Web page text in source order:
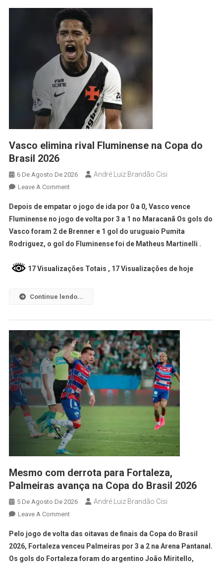
Vasco elimina rival Fluminense na Copa do
Brasil 2026
6 De Agosto De 2026 André Luiz Brandão Cisi
Leave A Comment
Depois de empatar o jogo de ida por 0 a 0, Vasco vence
Fluminense no jogo de volta por 3 a 1 no Maracanã Os gols do
Vasco foram 2 de Brenner e 1 gol do uruguaio Pumita
Rodriguez, o gol do Fluminense foi de Matheus Martinelli .
17 Visualizações Totais , 17 Visualizações de hoje
Continue lendo...
Mesmo com derrota para Fortaleza,
Palmeiras avança na Copa do Brasil 2026
5 De Agosto De 2026 André Luiz Brandão Cisi
Leave A Comment
Pelo jogo de volta das oitavas de finais da Copa do Brasil
2026, Fortaleza venceu Palmeiras por 3 a 2 na Arena Pantanal.
Os gols do Fortaleza foram do argentino João Miritello,